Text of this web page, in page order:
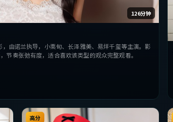
126分钟
由诺兰执导，小栗旬、长泽雅美、易烊千玺等主演。影
节奏张弛有度，适合喜欢该类型的观众完整观看。
高分